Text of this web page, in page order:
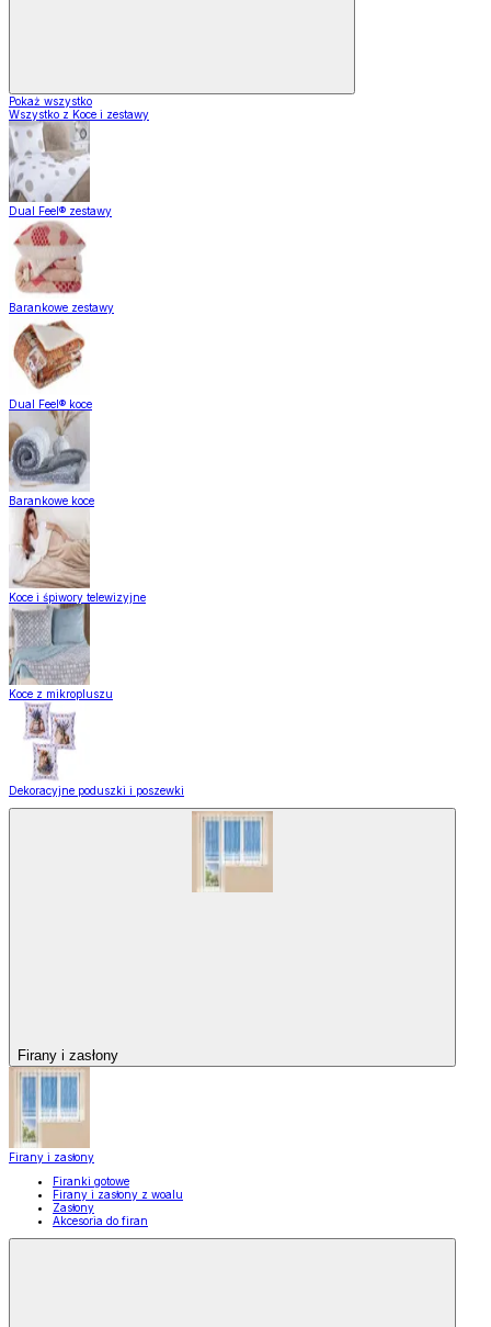
Pokaż wszystko
Wszystko z Koce i zestawy
Dual Feel® zestawy
Barankowe zestawy
Dual Feel® koce
Barankowe koce
Koce i śpiwory telewizyjne
Koce z mikropluszu
Dekoracyjne poduszki i poszewki
Firany i zasłony
Firany i zasłony
Firanki gotowe
Firany i zasłony z woalu
Zasłony
Akcesoria do firan